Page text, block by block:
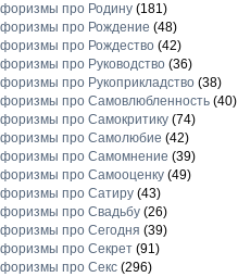
про Родину(181)
про Рождение (48)
про Рождество(42)
про Руководство(36)
про Рукоприкладство(38)
про Самовлюбленность(40)
про Самокритику(74)
про Самолюбие (42)
про Самомнение (39)
про Самооценку(49)
про Сатиру(43)
про Свадьбу(26)
про Сегодня (39)
про Секрет(91)
про Секс(296)